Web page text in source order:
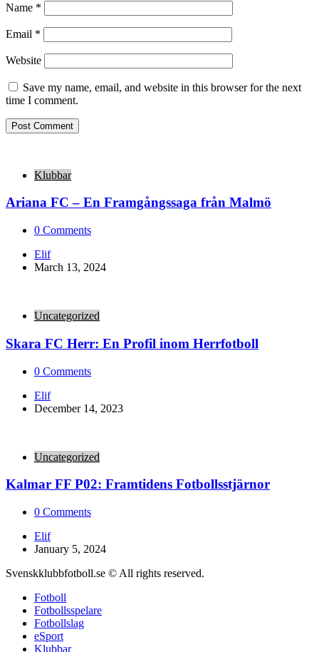
Name *
Email *
Website
Save my name, email, and website in this browser for the next
time I comment.
Klubbar
Ariana FC – En Framgångssaga från Malmö
0 Comments
Posted
by
Elif
March 13, 2024
Uncategorized
Skara FC Herr: En Profil inom Herrfotboll
0 Comments
Posted
by
Elif
December 14, 2023
Uncategorized
Kalmar FF P02: Framtidens Fotbollsstjärnor
0 Comments
Posted
by
Elif
January 5, 2024
Svenskklubbfotboll.se © All rights reserved.
Fotboll
Fotbollsspelare
Fotbollslag
eSport
Klubbar